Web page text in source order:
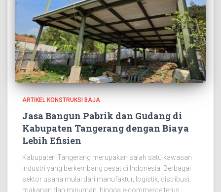
ARTIKEL KONSTRUKSI BAJA
Jasa Bangun Pabrik dan Gudang di
Kabupaten Tangerang dengan Biaya
Lebih Efisien
Kabupaten Tangerang merupakan salah satu kawasan
industri yang berkembang pesat di Indonesia. Berbagai
sektor usaha mulai dari manufaktur, logistik, distribusi,
makanan dan minuman, hingga e-commerce terus